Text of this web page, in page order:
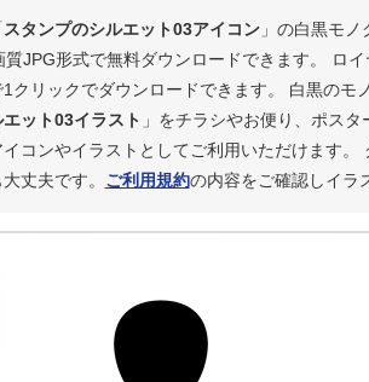
スタンプのシルエット03アイコン」の白黒モノ
質JPG形式で無料ダウンロードできます。 ロ
クリックでダウンロードできます。 白黒のモ
ット03イラスト 」をチラシやお便り、ポス
コンやイラストとしてご利用いただけます
丈夫です。 ご利用規約の内容をご確認しイラ